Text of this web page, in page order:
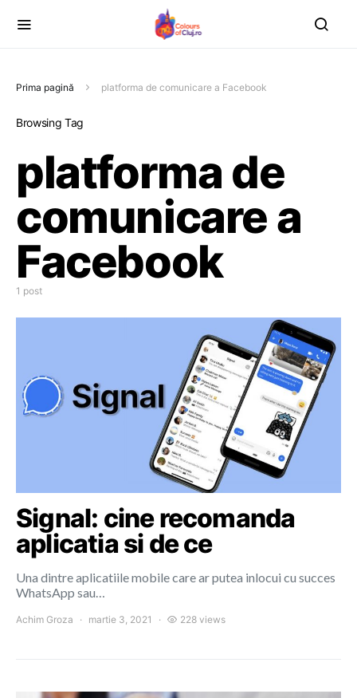
Prima pagină platforma de comunicare a Facebook
Browsing Tag
platforma de
comunicare a
Facebook
1 post
Signal: cine recomanda
aplicatia si de ce
Una dintre aplicatiile mobile care ar putea inlocui cu succes
WhatsApp sau…
Achim Groza martie 3, 2021 228 views